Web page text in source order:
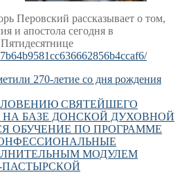
Перовский рассказывает о том,
и апостола сегодня в
270-летие со дня рождения
СВЯТЕЙШЕГО
БАЗЕ ДОНСКОЙ ДУХОВНОЙ
ОБУЧЕНИЕ ПО ПРОГРАММЕ
МОДУЛЕМ